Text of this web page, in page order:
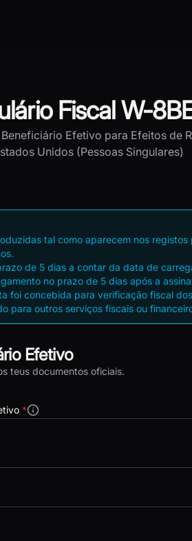
Fiscal W-
Efetivo para Efeitos de
Unidos (Pessoas Singulares)
tal como aparecem nos
de 5 dias a contar da data de
no prazo de 5 dias após a
foi concebida para verificação fiscal
para outros serviços fiscais ou
Efetivo
teus documentos oficiais.
*